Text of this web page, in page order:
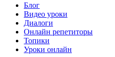
Блог
Видео уроки
Диалоги
Онлайн репетиторы
Топики
Уроки онлайн